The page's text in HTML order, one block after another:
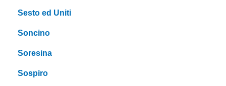
Sesto ed Uniti
Soncino
Soresina
Sospiro